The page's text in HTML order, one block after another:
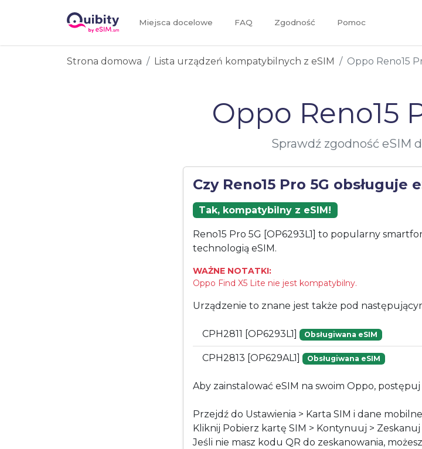
Miejsca docelowe FAQ Zgodność Pomoc
Strona domowa Lista urządzeń kompatybilnych z eSIM Oppo Reno15
Oppo Reno15
Sprawdź zgodność eSIM
Czy Reno15 Pro 5G obsługuje
Tak, kompatybilny z eSIM!
Reno15 Pro 5G [OP6293L1] to popularny
technologią eSIM.
WAŻNE NOTATKI:
Oppo Find X5 Lite nie jest kompatybilny.
Urządzenie to znane jest także pod
CPH2811 [OP6293L1] Obsługiwana eSIM
CPH2813 [OP629AL1] Obsługiwana eSIM
Aby zainstalować eSIM na swoim Oppo,
Przejdź do Ustawienia > Karta SIM i dane
Kliknij Pobierz kartę SIM > Kontynuuj > Zeskanuj
Jeśli nie masz kodu QR do zeskanowania,